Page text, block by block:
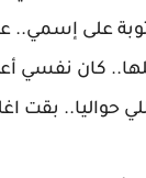
على إسمي..
كان
حواليا.. بقت